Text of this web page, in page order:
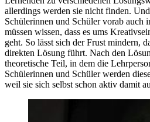
allerdings werden sie nicht finden.
Schülerinnen und Schüler vorab auch
müssen wissen, dass es ums
geht. So lässt sich der Frust mindern,
direkten Lösung führt. Nach den
theoretische Teil, in dem die
Schülerinnen und Schüler werden
weil sie sich selbst schon aktiv damit